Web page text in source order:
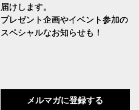
届けします。
プレゼント企画やイベント参加の
スペシャルなお知らせも！
メルマガに登録する